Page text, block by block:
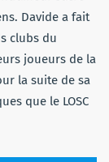
Davide a fait
clubs du
joueurs de la
la suite de sa
que le LOSC